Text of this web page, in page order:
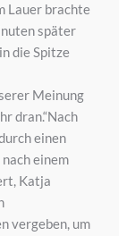
Lauer brachte
später
die Spitze
Meinung
dran.“Nach
einen
einem
Katja
vergeben, um